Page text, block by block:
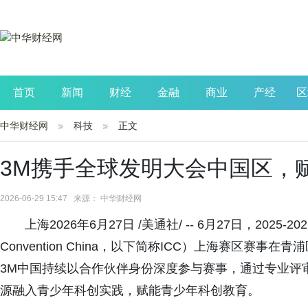
首页 新闻 财经 金融 商业 产经
公司 生活 读书
中华财经网 科技 正文
3M携手全球发明大会中国区，
2026-06-29 15:47 来源： 中华财经网
上海2026年6月27日 /美通社/ -- 6月27日，2025-
Convention China，以下简称ICC）上海赛区赛事在青
3M中国持续以合作伙伴身份深度参与赛事，通过专业
源融入青少年科创实践，赋能青少年科创教育。